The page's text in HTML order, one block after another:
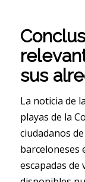
sus
La noticia de
playas de la
ciudadanos
barceloneses
escapadas de